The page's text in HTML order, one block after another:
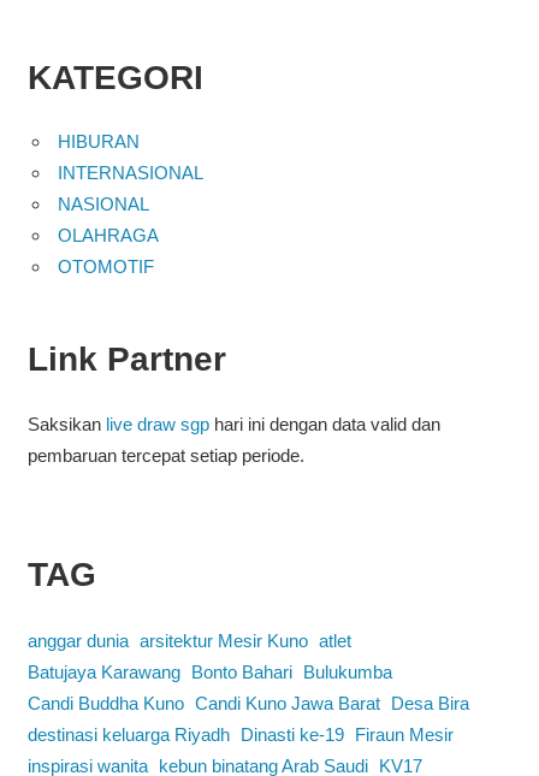
KATEGORI
HIBURAN
INTERNASIONAL
NASIONAL
OLAHRAGA
OTOMOTIF
Link Partner
Saksikan live draw sgphari ini dengan data valid dan
pembaruan tercepat setiap periode.
TAG
anggar dunia arsitektur Mesir Kuno atlet
Batujaya Karawang
Bonto Bahari
Bulukumba
Candi Buddha Kuno Candi Kuno Jawa Barat
Desa Bira
destinasi keluarga Riyadh
Dinasti ke-19
Firaun Mesir
inspirasi wanita
kebun binatang Arab Saudi KV17